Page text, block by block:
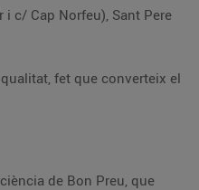
c/ Cap Norfeu), Sant Pere
fet que converteix el
de Bon Preu, que